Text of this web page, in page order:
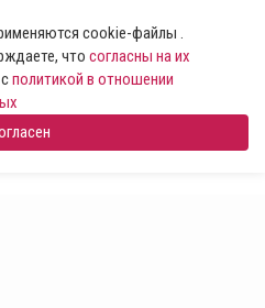
cookie-файлы .
что согласны на их
политикой в отношении